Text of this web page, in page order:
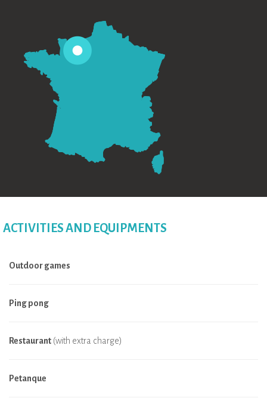
ACTIVITIES AND EQUIPMENTS
Outdoor games
Ping pong
Restaurant (with extra charge)
Petanque